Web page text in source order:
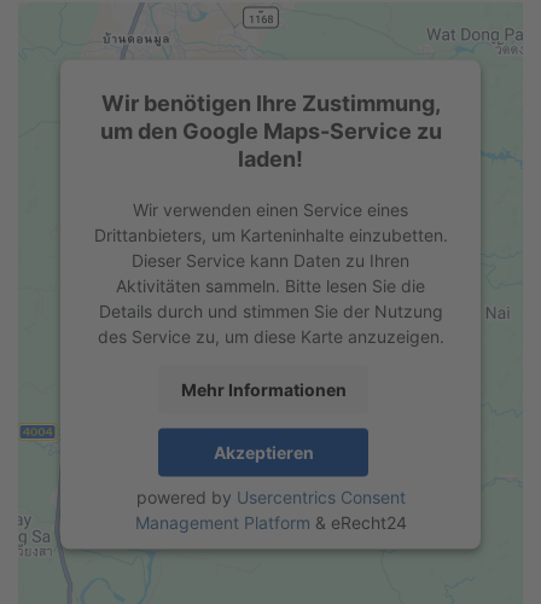
Wir benötigen Ihre Zustimmung,
um den Google Maps-Service zu
laden!
Wir verwenden einen Service eines
Drittanbieters, um Karteninhalte einzubetten.
Dieser Service kann Daten zu Ihren
Aktivitäten sammeln. Bitte lesen Sie die
Details durch und stimmen Sie der Nutzung
des Service zu, um diese Karte anzuzeigen.
Mehr Informationen
Akzeptieren
powered by Usercentrics Consent
Management Platform & eRecht24